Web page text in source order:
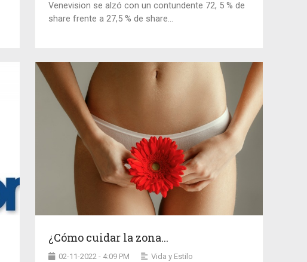
Venevision se alzó con un contundente 72, 5 % de
share frente a 27,5 % de share...
¿Cómo cuidar la zona...
02-11-2022 - 4:09 PM Vida y Estilo